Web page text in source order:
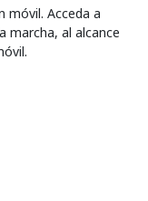
móvil. Acceda a
marcha, al alcance